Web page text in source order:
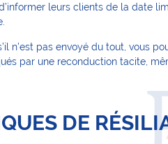
leurs clients de la date
n’est pas envoyé du tout, vous
par une reconduction tacite,
DE